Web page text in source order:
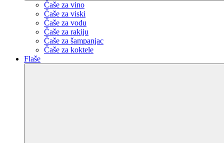
Čaše za vino
Čaše za viski
Čaše za vodu
Čaše za rakiju
Čaše za šampanjac
Čaše za koktele
Flaše